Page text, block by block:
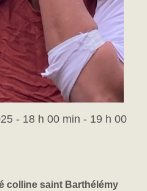
- 18 h 00 min - 19 h 00
colline saint Barthélémy